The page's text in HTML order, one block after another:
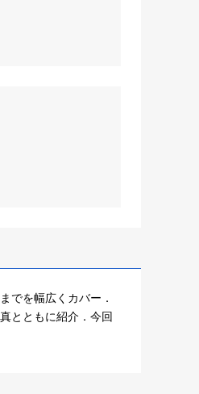
でを幅広くカバー．
とともに紹介．今回